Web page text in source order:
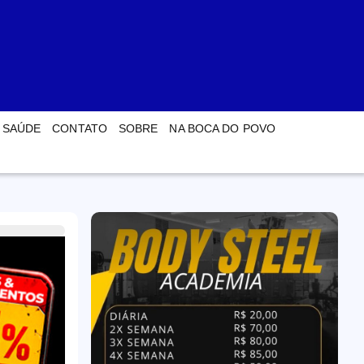
SAÚDE CONTATO SOBRE NA BOCA DO POVO